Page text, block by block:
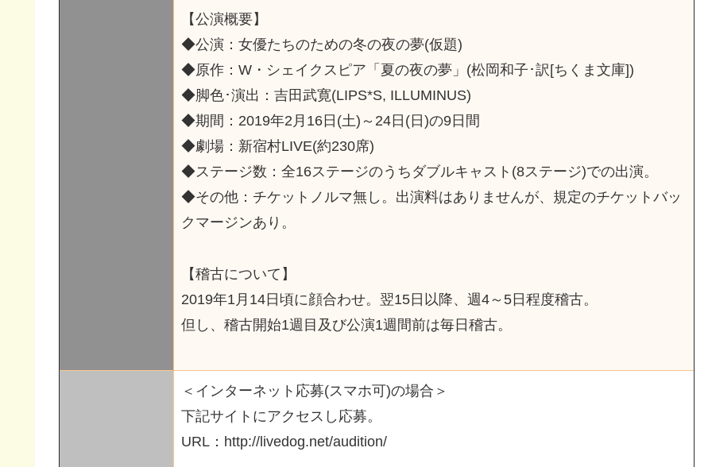
【公演概要】
◆公演：女優たちのための冬の夜の夢(仮題)
◆原作：W・シェイクスピア「夏の夜の夢」(松岡和子･訳[ちくま文庫])
◆脚色･演出：吉田武寛(LIPS*S, ILLUMINUS)
◆期間：2019年2月16日(土)～24日(日)の9日間
◆劇場：新宿村LIVE(約230席)
◆ステージ数：全16ステージのうちダブルキャスト(8ステージ)での出演。
◆その他：チケットノルマ無し。出演料はありませんが、規定のチケットバッ
クマージンあり。
【稽古について】
2019年1月14日頃に顔合わせ。翌15日以降、週4～5日程度稽古。
但し、稽古開始1週目及び公演1週間前は毎日稽古。
＜インターネット応募(スマホ可)の場合＞
下記サイトにアクセスし応募。
URL：http://livedog.net/audition/